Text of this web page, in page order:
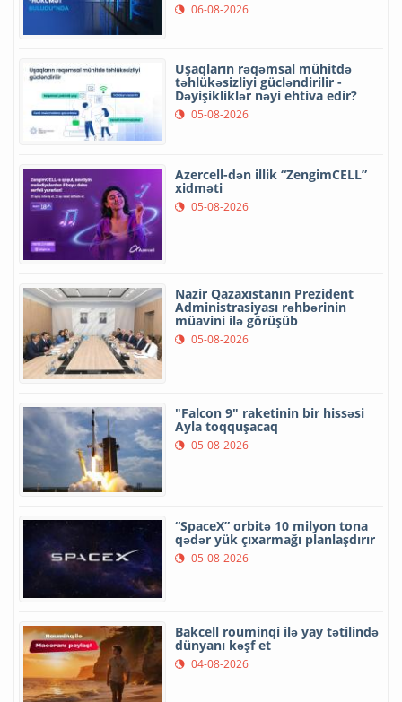
06-08-2026
Uşaqların rəqəmsal mühitdə
təhlükəsizliyi gücləndirilir -
Dəyişikliklər nəyi ehtiva edir?
05-08-2026
Azercell-dən illik “ZengimCELL”
xidməti
05-08-2026
Nazir Qazaxıstanın Prezident
Administrasiyası rəhbərinin
müavini ilə görüşüb
05-08-2026
"Falcon 9" raketinin bir hissəsi
Ayla toqquşacaq
05-08-2026
“SpaceX” orbitə 10 milyon tona
qədər yük çıxarmağı planlaşdırır
05-08-2026
Bakcell rouminqi ilə yay tətilində
dünyanı kəşf et
04-08-2026